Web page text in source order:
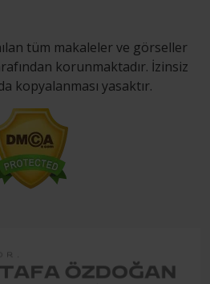
tüm makaleler ve görseller
korunmaktadır. İzinsiz
kopyalanması yasaktır.